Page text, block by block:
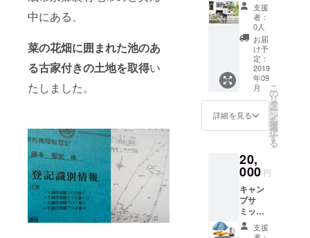
中にある、
菜の花畑に囲まれた池のあ
る古家付きの土地を取得い
たしました。
者には
難しい
ナイフ
研ぎ」
や「八
丸こだ
わりの
火起こ
し」な
キャン
プに関
技術相
談な
ど、八
丸さん
のワン
ポイン
トレッ
だきま
す。
２）
キャン
プサ
ミット
を見学
して、
いろん
ントを
眺めな
プした
い！と
いう方
向けの
宿泊プ
ランで
す。
キャン
プサ
ミット
を見学
して、
いろん
なイベ
ントを
眺めな
がら
キャン
向けの
宿泊プ
す。
（道具
類は各
自ご用
す。
キャン
プサ
ミット
に参加
できな
くと
も、ご
自宅で
北海道
を味わ
匹丸ご
とお送
りしま
すの
で、
様々な
料理に
イワイ
できる
プラン
です。
（キャ
ンプサ
ミット
当日の
宿泊は
セット
になっ
ていま
利用で
きる期
間は
2019年
9月23日
（キヨ
ミキャ
ンプサ
支援
者：
0人
お届
け予
定：
2019
年09
月
詳細を見る
こ
の
リ
タ
ー
ン
を
選
択
す
る
20,
000 円
キャン
プサ
ミット
には参
加した
支援